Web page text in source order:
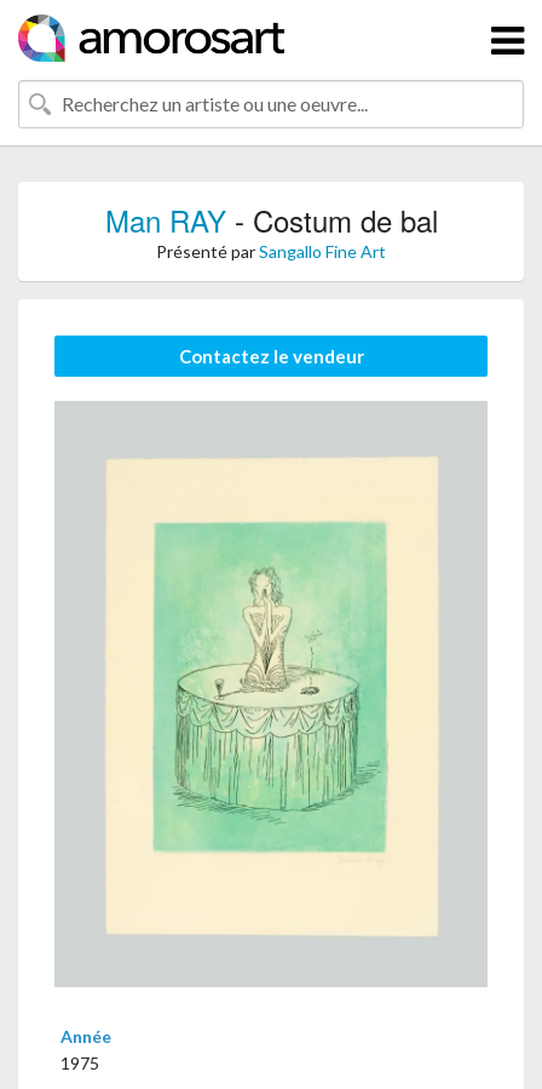
Man RAY- Costum de bal
Présenté parSangallo Fine Art
Contactez le vendeur
Année
1975